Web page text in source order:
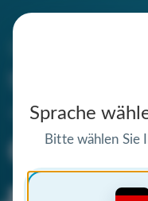
Sprache
Bitte wählen Sie
steht zum